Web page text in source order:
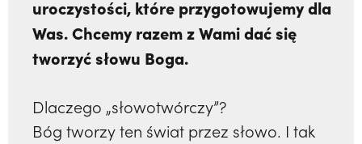
uroczystości, które przygotowujemy dla
Was. Chcemy razem z Wami dać się
tworzyć słowu Boga.
Dlaczego „słowotwórczy”?
Bóg tworzy ten świat przez słowo. I tak